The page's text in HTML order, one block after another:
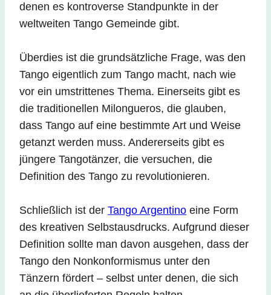
denen es kontroverse Standpunkte in der
weltweiten Tango Gemeinde gibt.
Überdies ist die grundsätzliche Frage, was den
Tango eigentlich zum Tango macht, nach wie
vor ein umstrittenes Thema. Einerseits gibt es
die traditionellen Milongueros, die glauben,
dass Tango auf eine bestimmte Art und Weise
getanzt werden muss. Andererseits gibt es
jüngere Tangotänzer, die versuchen, die
Definition des Tango zu revolutionieren.
Schließlich ist der Tango Argentino eine Form
des kreativen Selbstausdrucks. Aufgrund dieser
Definition sollte man davon ausgehen, dass der
Tango den Nonkonformismus unter den
Tänzern fördert – selbst unter denen, die sich